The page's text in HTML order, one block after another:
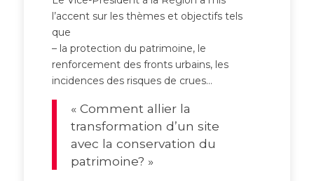
l’accent sur les thèmes et objectifs tels
que
– la protection du patrimoine, le
renforcement des fronts urbains, les
incidences des risques de crues…
« Comment allier la
transformation d’un site
avec la conservation du
patrimoine? »